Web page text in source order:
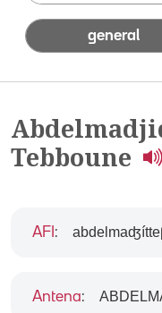
general
Tebboune
AFI :
Antena: